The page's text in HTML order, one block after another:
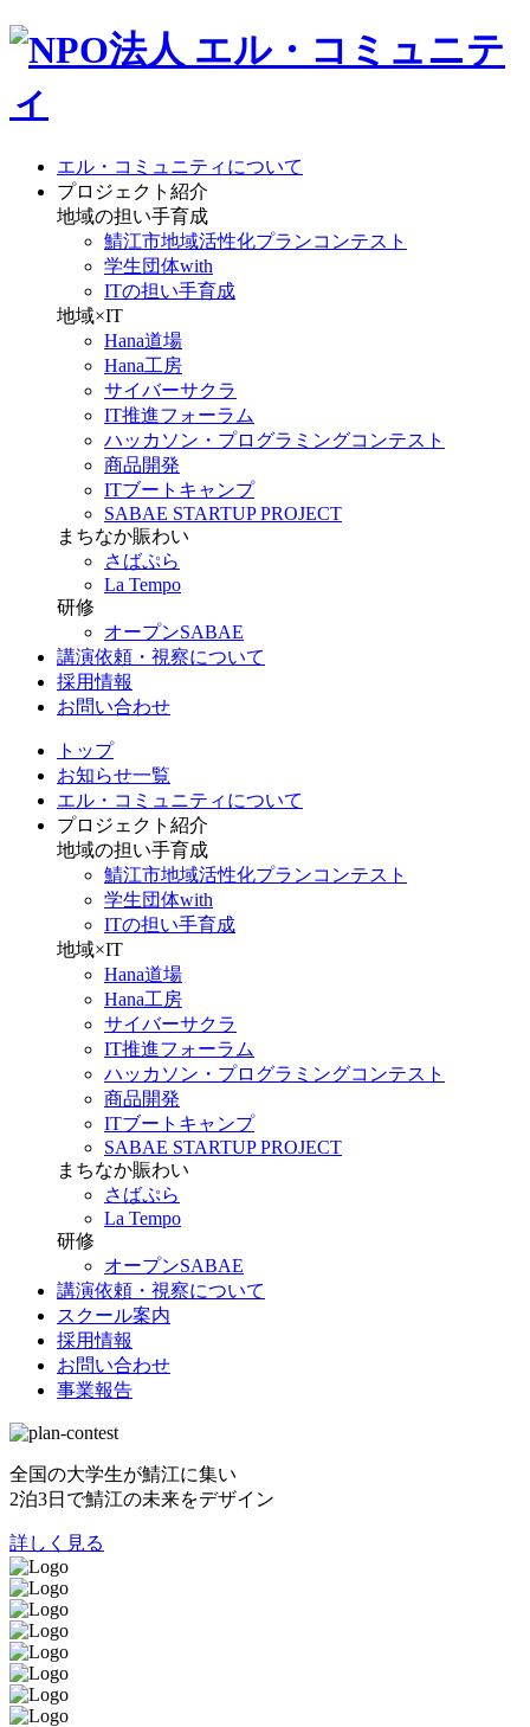
エル・コミュニティについて
プロジェクト紹介
地域の担い手育成
鯖江市地域活性化プランコンテスト
学生団体with
ITの担い手育成
地域×IT
Hana道場
Hana工房
サイバーサクラ
IT推進フォーラム
ハッカソン・プログラミングコンテスト
商品開発
ITブートキャンプ
SABAE STARTUP PROJECT
まちなか賑わい
さばぷら
La Tempo
研修
オープンSABAE
講演依頼・視察について
採用情報
お問い合わせ
トップ
お知らせ一覧
エル・コミュニティについて
プロジェクト紹介
地域の担い手育成
鯖江市地域活性化プランコンテスト
学生団体with
ITの担い手育成
地域×IT
Hana道場
Hana工房
サイバーサクラ
IT推進フォーラム
ハッカソン・プログラミングコンテスト
商品開発
ITブートキャンプ
SABAE STARTUP PROJECT
まちなか賑わい
さばぷら
La Tempo
研修
オープンSABAE
講演依頼・視察について
スクール案内
採用情報
お問い合わせ
事業報告
全国の大学生が鯖江に集い
2泊3日で鯖江の未来をデザイン
詳しく見る